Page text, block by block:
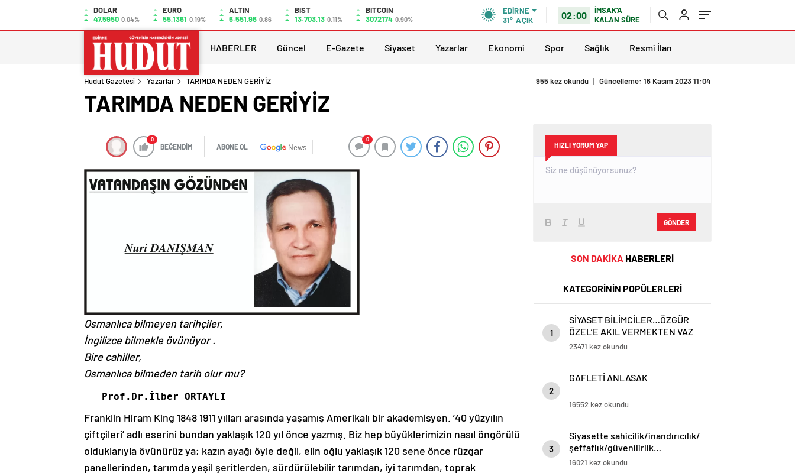
DOLAR
47,5950 0.04%
EURO
55,1361 0.19%
ALTIN
6.551,96 0,86
BIST
13.703,13 0,11%
BITCOIN
3072174 0,90%
EDIRNE
31° AÇIK 02:00
İMSAK'A
KALAN SÜRE
HABERLER Güncel E-Gazete Siyaset Yazarlar Ekonomi Spor Sağlık Resmi İlan
Hudut Gazetesi Yazarlar TARIMDA NEDEN GERİYİZ 955 kez okundu | Güncelleme: 16 Kasım 2023 11:04
TARIMDA NEDEN GERİYİZ
0
BEĞENDİM ABONE OL News
0
Osmanlıca bilmeyen tarihçiler,
İngilizce bilmekle övünüyor .
Bire cahiller,
Osmanlıca bilmeden tarih olur mu?
   Prof.Dr.İlber ORTAYLI
Franklin Hiram King 1848 1911 yılları arasında yaşamış Amerikalı bir akademisyen. ’40 yüzyılın
çiftçileri’ adlı eserini bundan yaklaşık 120 yıl önce yazmış. Biz hep büyüklerimizin nasıl öngörülü
olduklarıyla övünürüz ya; kazın ayağı öyle değil, elin oğlu yaklaşık 120 sene önce rüzgar
panellerinden, tarımda yeşil şeritlerden, sürdürülebilir tarımdan, iyi tarımdan, toprak
HIZLI YORUM YAP
GÖNDER
SON DAKİKA HABERLERİ
KATEGORİNİN POPÜLERLERİ
1
SİYASET BİLİMCİLER…ÖZGÜR
ÖZEL’E AKIL VERMEKTEN VAZ
GEÇİN..
23471 kez okundu
2
GAFLETİ ANLASAK
16552 kez okundu
3
Siyasette sahicilik/inandırıcılık/
şeffaflık/güvenilirlik…
16021 kez okundu